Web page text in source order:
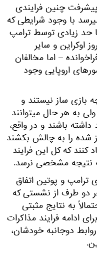
پیشرفت چنین فرایندی
با وجود شرایطی که
زیادی توسط ترامپ
اوکراین و سایر
– اما مخالفان
اروپایی وجود
بازی ساز نیستند و
به هر حال میتوانند
باشند و در واقع،
شده را به چالش بکشند
که کل این فرایند
نتیجه مشخصی نرسد.
ترامپ و پوتین اتفاق
دو طرف از نشستی که
به نتایج مثبتی
ادامه فرایند مذاکرات
دوجانبه خودشان،